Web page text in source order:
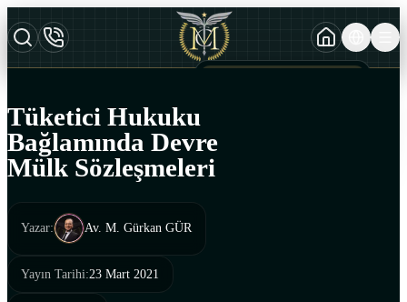
Tüketici Hukuku
Bağlamında Devre
Mülk Sözleşmeleri
Yazar: Av. M. Gürkan GÜR
Yayın Tarihi:23 Mart 2021